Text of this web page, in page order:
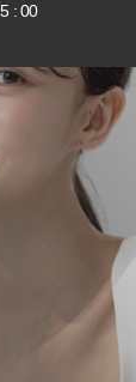
: 00